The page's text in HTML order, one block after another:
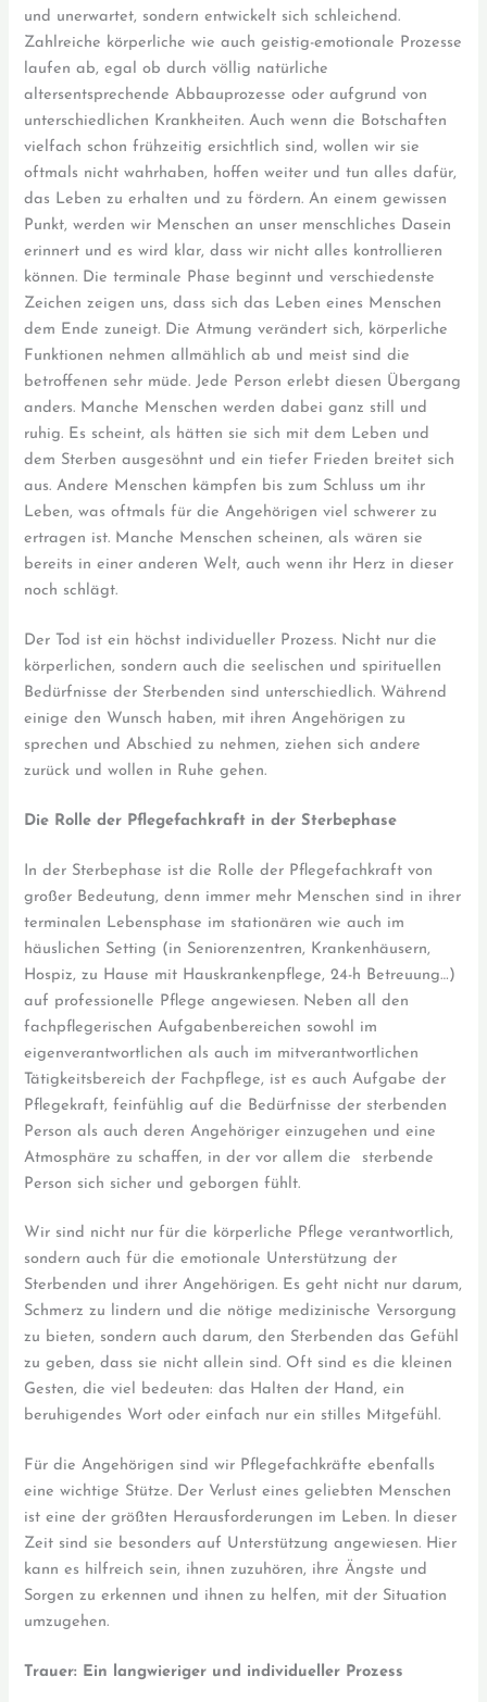
und unerwartet, sondern entwickelt sich schleichend.
Zahlreiche körperliche wie auch geistig-emotionale Prozesse
laufen ab, egal ob durch völlig natürliche
altersentsprechende Abbauprozesse oder aufgrund von
unterschiedlichen Krankheiten. Auch wenn die Botschaften
vielfach schon frühzeitig ersichtlich sind, wollen wir sie
oftmals nicht wahrhaben, hoffen weiter und tun alles dafür,
das Leben zu erhalten und zu fördern. An einem gewissen
Punkt, werden wir Menschen an unser menschliches Dasein
erinnert und es wird klar, dass wir nicht alles kontrollieren
können. Die terminale Phase beginnt und verschiedenste
Zeichen zeigen uns, dass sich das Leben eines Menschen
dem Ende zuneigt. Die Atmung verändert sich, körperliche
Funktionen nehmen allmählich ab und meist sind die
betroffenen sehr müde. Jede Person erlebt diesen Übergang
anders. Manche Menschen werden dabei ganz still und
ruhig. Es scheint, als hätten sie sich mit dem Leben und
dem Sterben ausgesöhnt und ein tiefer Frieden breitet sich
aus. Andere Menschen kämpfen bis zum Schluss um ihr
Leben, was oftmals für die Angehörigen viel schwerer zu
ertragen ist. Manche Menschen scheinen, als wären sie
bereits in einer anderen Welt, auch wenn ihr Herz in dieser
noch schlägt.
Der Tod ist ein höchst individueller Prozess. Nicht nur die
körperlichen, sondern auch die seelischen und spirituellen
Bedürfnisse der Sterbenden sind unterschiedlich. Während
einige den Wunsch haben, mit ihren Angehörigen zu
sprechen und Abschied zu nehmen, ziehen sich andere
zurück und wollen in Ruhe gehen.
Die Rolle der Pflegefachkraft in der Sterbephase
In der Sterbephase ist die Rolle der Pflegefachkraft von
großer Bedeutung, denn immer mehr Menschen sind in ihrer
terminalen Lebensphase im stationären wie auch im
häuslichen Setting (in Seniorenzentren, Krankenhäusern,
Hospiz, zu Hause mit Hauskrankenpflege, 24-h Betreuung…)
auf professionelle Pflege angewiesen. Neben all den
fachpflegerischen Aufgabenbereichen sowohl im
eigenverantwortlichen als auch im mitverantwortlichen
Tätigkeitsbereich der Fachpflege, ist es auch Aufgabe der
Pflegekraft, feinfühlig auf die Bedürfnisse der sterbenden
Person als auch deren Angehöriger einzugehen und eine
Atmosphäre zu schaffen, in der vor allem die sterbende
Person sich sicher und geborgen fühlt.
Wir sind nicht nur für die körperliche Pflege verantwortlich,
sondern auch für die emotionale Unterstützung der
Sterbenden und ihrer Angehörigen. Es geht nicht nur darum,
Schmerz zu lindern und die nötige medizinische Versorgung
zu bieten, sondern auch darum, den Sterbenden das Gefühl
zu geben, dass sie nicht allein sind. Oft sind es die kleinen
Gesten, die viel bedeuten: das Halten der Hand, ein
beruhigendes Wort oder einfach nur ein stilles Mitgefühl.
Für die Angehörigen sind wir Pflegefachkräfte ebenfalls
eine wichtige Stütze. Der Verlust eines geliebten Menschen
ist eine der größten Herausforderungen im Leben. In dieser
Zeit sind sie besonders auf Unterstützung angewiesen. Hier
kann es hilfreich sein, ihnen zuzuhören, ihre Ängste und
Sorgen zu erkennen und ihnen zu helfen, mit der Situation
umzugehen.
Trauer: Ein langwieriger und individueller Prozess